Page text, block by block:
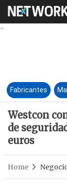
Fabricantes
Westcon
de
euros
Home